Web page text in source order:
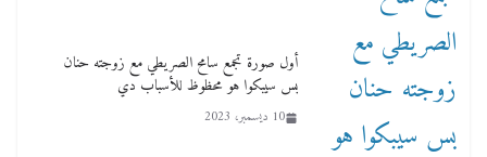
أول صورة تجمع سامح الصريطي مع زوجته حنان
بس سيبكوا هو محظوظ للأسباب دي
10 ديسمبر، 2023